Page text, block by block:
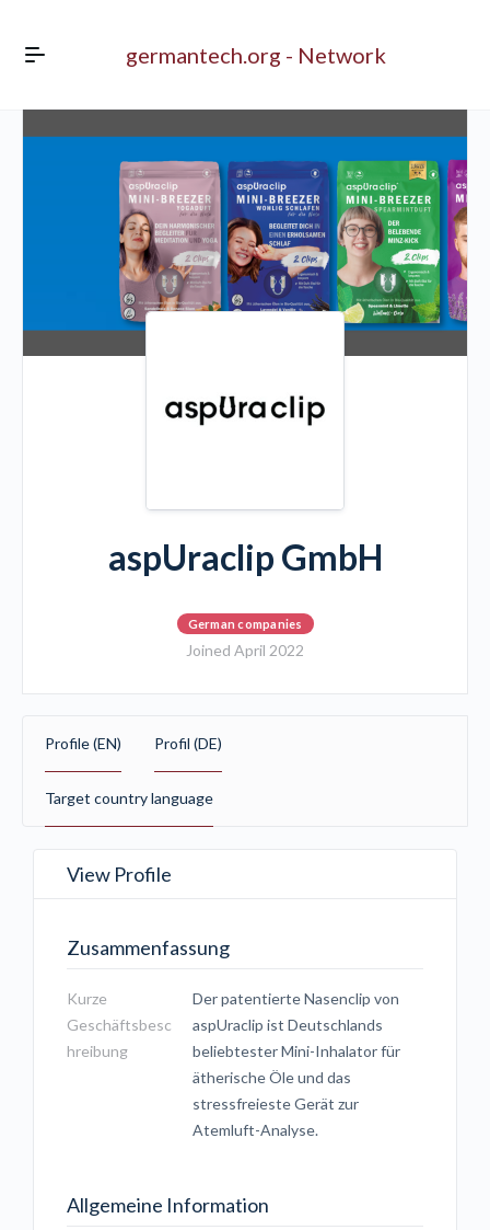
germantech.org - Network
aspUraclip GmbH
German companies
Joined April 2022
Profile (EN) Profil (DE)
Target country language
View Profile
Zusammenfassung
Kurze
Geschäftsbesc
hreibung
Der patentierte Nasenclip von
aspUraclip ist Deutschlands
beliebtester Mini-Inhalator für
ätherische Öle und das
stressfreieste Gerät zur
Atemluft-Analyse.
Allgemeine Information